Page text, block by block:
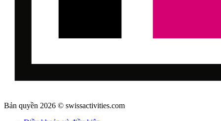
Bản quyền 2026 © swissactivities.com